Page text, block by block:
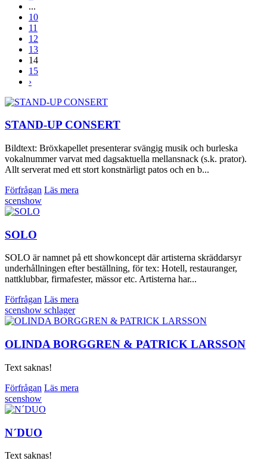
...
10
11
12
13
14
15
›
STAND-UP CONSERT
Bildtext: Bröxkapellet presenterar svängig musik och burleska
vokalnummer varvat med dagsaktuella mellansnack (s.k. prator).
Allt serverat med ett stort konstnärligt patos och en b...
Förfrågan Läs mera
scenshow
SOLO
SOLO är namnet på ett showkoncept där artisterna skräddarsyr
underhållningen efter beställning, för tex: Hotell, restauranger,
nattklubbar, firmafester, mässor etc. Artisterna har...
Förfrågan Läs mera
scenshow schlager
OLINDA BORGGREN & PATRICK LARSSON
Text saknas!
Förfrågan Läs mera
scenshow
N´DUO
Text saknas!